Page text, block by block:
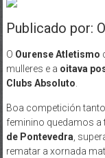
Publicado por:
O Ourense Atletismo
mulleres e a oitava
Clubs Absoluto
Boa competición
feminino quedamos a
de Pontevedra ,
rematar a xornada